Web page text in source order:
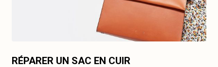
RÉPARER UN SAC EN CUIR